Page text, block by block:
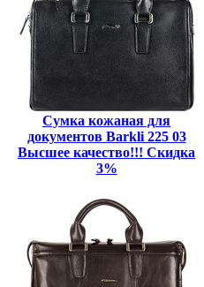
Сумка кожаная для
документов Barkli 225 03
Высшее качество!!! Скидка
3%